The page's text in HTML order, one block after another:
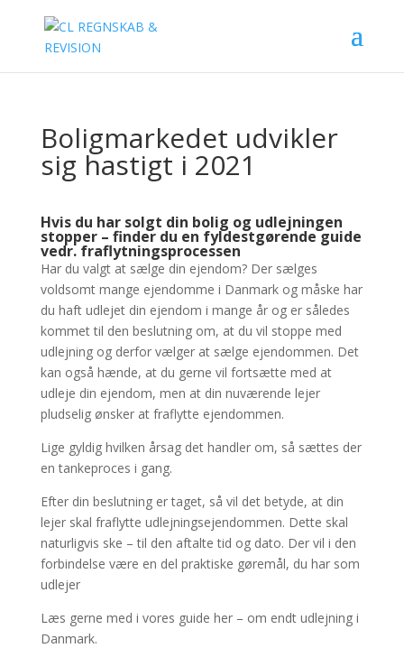
Boligmarkedet udvikler
sig hastigt i 2021
Hvis du har solgt din bolig og udlejningen
stopper – finder du en fyldestgørende guide
vedr. fraflytningsprocessen
Har du valgt at sælge din ejendom? Der sælges
voldsomt mange ejendomme i Danmark og måske har
du haft udlejet din ejendom i mange år og er således
kommet til den beslutning om, at du vil stoppe med
udlejning og derfor vælger at sælge ejendommen. Det
kan også hænde, at du gerne vil fortsætte med at
udleje din ejendom, men at din nuværende lejer
pludselig ønsker at fraflytte ejendommen.
Lige gyldig hvilken årsag det handler om, så sættes der
en tankeproces i gang.
Efter din beslutning er taget, så vil det betyde, at din
lejer skal fraflytte udlejningsejendommen. Dette skal
naturligvis ske – til den aftalte tid og dato. Der vil i den
forbindelse være en del praktiske gøremål, du har som
udlejer
Læs gerne med i vores guide her – om endt udlejning i
Danmark.